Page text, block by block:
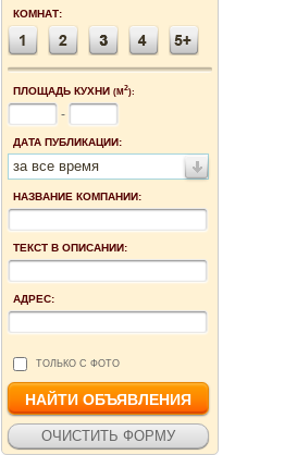
КОМНАТ:
ПЛОЩАДЬ КУХНИ (М2):
-
ДАТА ПУБЛИКАЦИИ:
за все время
НАЗВАНИЕ КОМПАНИИ:
ТЕКСТ В ОПИСАНИИ:
АДРЕС:
ТОЛЬКО С ФОТО